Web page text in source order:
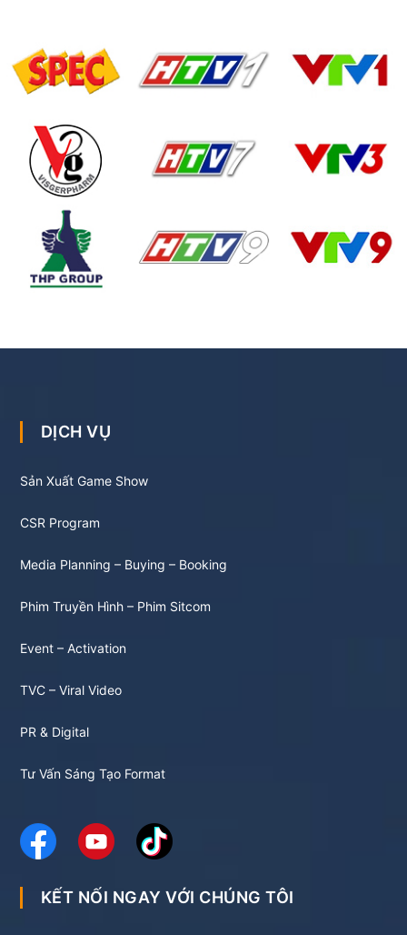
DỊCH VỤ
Sản Xuất Game Show
CSR Program
Media Planning – Buying – Booking
Phim Truyền Hình – Phim Sitcom
Event – Activation
TVC – Viral Video
PR & Digital
Tư Vấn Sáng Tạo Format
KẾT NỐI NGAY VỚI CHÚNG TÔI